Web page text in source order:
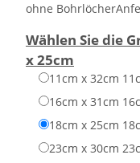
ohne Bohrlöcher
Wählen Sie die
x 25cm
11cm x 32cm
16cm x 31cm
18cm x 25cm
23cm x 30cm